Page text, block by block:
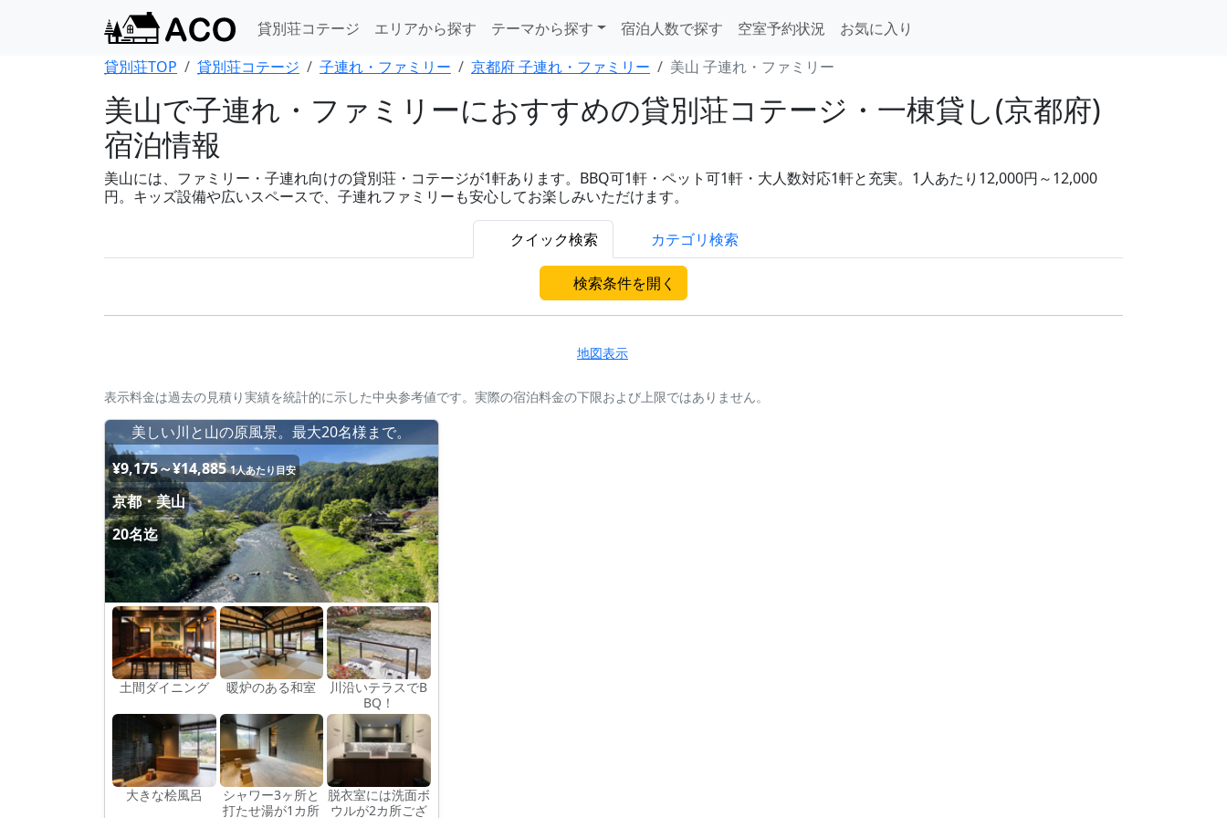
貸別荘コテージ エリアから探す テーマから探す 宿泊人数で探す 空室予約状況
お気に入り
貸別荘TOP
貸別荘コテージ 子連れ・ファミリー 京都府 子連れ・ファミリー 美山 子連れ・ファミリー
美山で子連れ・ファミリーにおすすめの貸別荘コテージ・一棟貸し(京都府)
宿泊情報
美山には、ファミリー・子連れ向けの貸別荘・コテージが1軒あります。BBQ可1軒・ペット可1軒・大人数対応1軒と充実。1人あたり12,000円～12,000
円。キッズ設備や広いスペースで、子連れファミリーも安心してお楽しみいただけます。
クイック検索 カテゴリ検索
検索条件を開く
地図表示
表示料金は過去の見積り実績を統計的に示した中央参考値です。実際の宿泊料金の下限および上限ではありません。
美しい川と山の原風景。最大20名様まで。
¥9,175～¥14,885 1人あたり目安
京都・美山
20名迄
土間ダイニング 暖炉のある和室
川沿いテラスでB
BQ！
大きな桧風呂
シャワー3ヶ所と
打たせ湯が1カ所
脱衣室には洗面ボ
ウルが2カ所ござ